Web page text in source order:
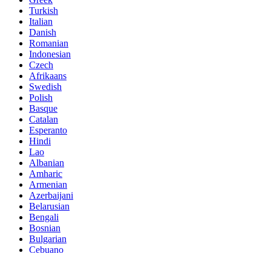
Turkish
Italian
Danish
Romanian
Indonesian
Czech
Afrikaans
Swedish
Polish
Basque
Catalan
Esperanto
Hindi
Lao
Albanian
Amharic
Armenian
Azerbaijani
Belarusian
Bengali
Bosnian
Bulgarian
Cebuano